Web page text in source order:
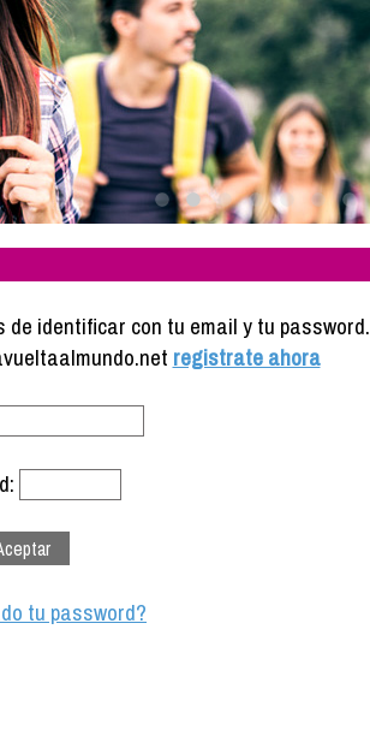
identificar con tu email y tu password.
registrate ahora
tu password?